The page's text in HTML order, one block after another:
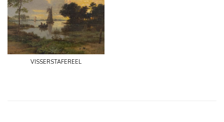
visserstafereel